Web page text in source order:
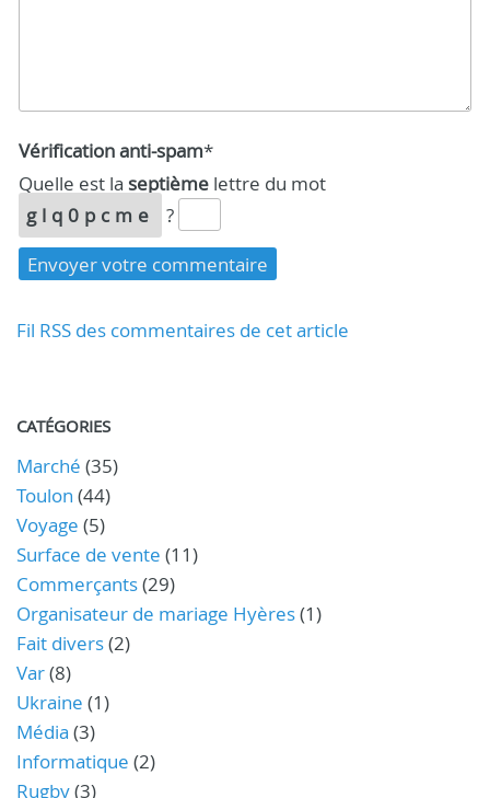
Vérification anti-spam*
Quelle est la septième lettre du mot
glq0pcme
?
Fil RSS des commentaires de cet article
CATÉGORIES
Marché (35)
Toulon (44)
Voyage (5)
Surface de vente (11)
Commerçants(29)
Organisateur de mariage Hyères(1)
Fait divers(2)
Var(8)
Ukraine (1)
Média (3)
Informatique (2)
Rugby(3)